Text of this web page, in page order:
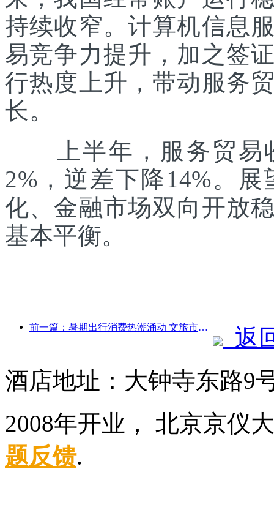
持续收窄。计算机信息
易竞争力提升，加之签
行热度上升，带动服务
长。
上半年，服务贸易
2%，逆差下降14%。
化、金融市场双向开放
基本平衡。
前一篇：暑期出行消费热潮涌动 文旅市场创新升级
返
酒店地址：大钟寺东路9
2008年开业， 北京京
题反馈.